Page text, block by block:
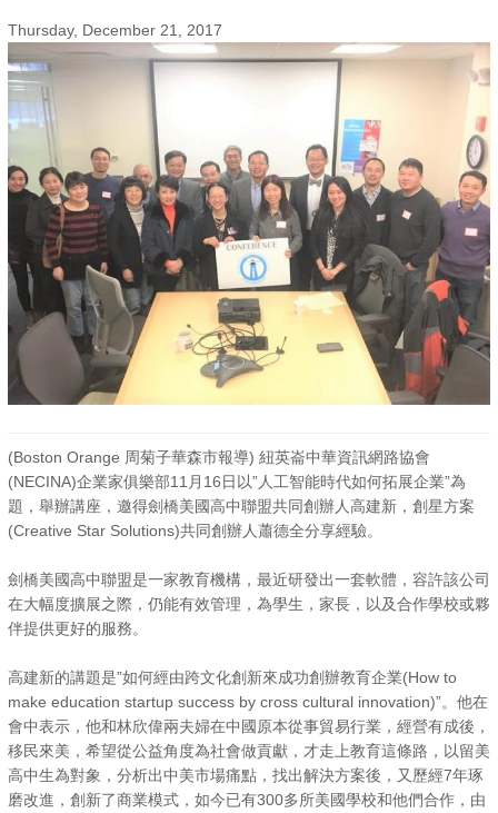
Thursday, December 21, 2017
(Boston Orange 周菊子華森市報導) 紐英崙中華資訊網路協會
(NECINA)企業家俱樂部11月16日以”人工智能時代如何拓展企業”為
題，舉辦講座，邀得劍橋美國高中聯盟共同創辦人高建新，創星方案
(Creative Star Solutions)共同創辦人蕭德全分享經驗。
劍橋美國高中聯盟是一家教育機構，最近研發出一套軟體，容許該公司
在大幅度擴展之際，仍能有效管理，為學生，家長，以及合作學校或夥
伴提供更好的服務。
高建新的講題是”如何經由跨文化創新來成功創辦教育企業(How to
make education startup success by cross cultural innovation)”。他在
會中表示，他和林欣偉兩夫婦在中國原本從事貿易行業，經營有成後，
移民來美，希望從公益角度為社會做貢獻，才走上教育這條路，以留美
高中生為對象，分析出中美市場痛點，找出解決方案後，又歷經7年琢
磨改進，創新了商業模式，如今已有300多所美國學校和他們合作，由